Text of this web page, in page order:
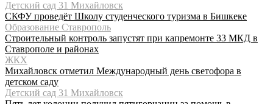
Детский сад 31 Михайловск
СКФУ проведёт Школу студенческого туризма в Бишкеке
Образование Ставрополь
Строительный контроль запустят при капремонте 33 МКД в
Ставрополе и районах
ЖКХ
Михайловск отметил Международный день светофора в
детском саду
Детский сад 31 Михайловск